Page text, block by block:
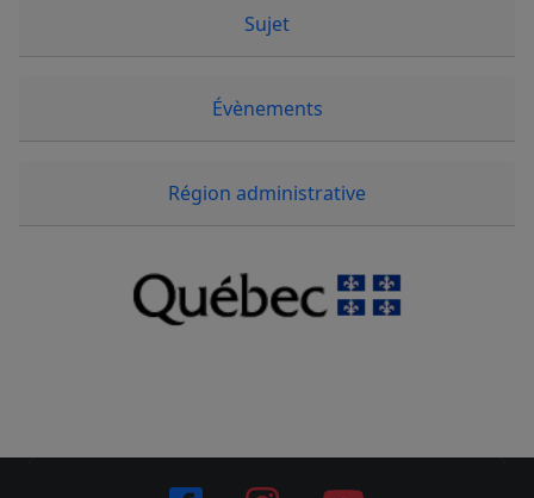
Sujet
Évènements
Région administrative